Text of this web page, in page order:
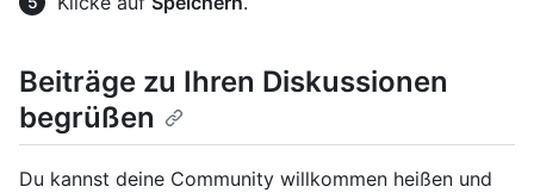
Beiträge zu Ihren Diskussionen
begrüßen
Du kannst deine Community willkommen heißen und